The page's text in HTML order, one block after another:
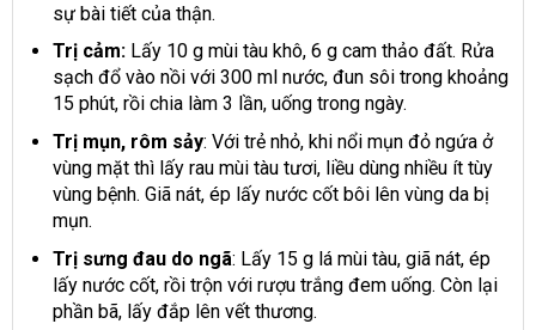
sự bài tiết của thận.
Trị cảm:Lấy 10 g mùi tàu khô, 6 g cam thảo đất. Rửa
sạch đổ vào nồi với 300 ml nước, đun sôi trong khoảng
15 phút, rồi chia làm 3 lần, uống trong ngày.
Trị mụn, rôm sảy: Với trẻ nhỏ, khi nổi mụn đỏ ngứa ở
vùng mặt thì lấy rau mùi tàu tươi, liều dùng nhiều ít tùy
vùng bệnh. Giã nát, ép lấy nước cốt bôi lên vùng da bị
mụn.
Trị sưng đau do ngã: Lấy 15 g lá mùi tàu, giã nát, ép
lấy nước cốt, rồi trộn với rượu trắng đem uống. Còn lại
phần bã, lấy đắp lên vết thương.